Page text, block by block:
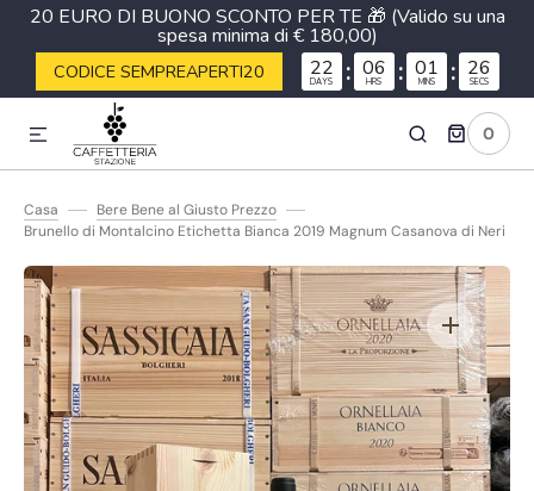
AI CONTENUTI
0
0
ARTICOLI
Casa
Bere Bene al Giusto Prezzo
Brunello di Montalcino Etichetta Bianca 2019 Magnum Casanova di Neri
20 EURO DI BUONO SCONTO PER TE 🎁 (Valido su una
spesa minima di € 180,00)
CODICE SEMPREAPERTI20 22
DAYS : 06
HRS : 01
MINS : 25
SECS